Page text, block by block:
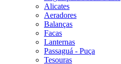
Alicates
Aeradores
Balanças
Facas
Lanternas
Passaguá - Puça
Tesouras